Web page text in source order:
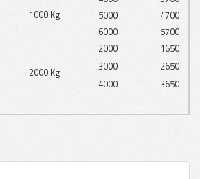
1000 Kg 5000
4700
6000
5700
2000 Kg
2000
1650
3000
2650
4000 3650